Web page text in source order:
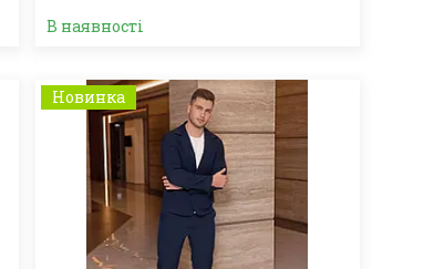
В наявності
Новинка